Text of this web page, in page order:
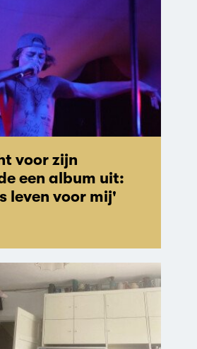
voor zijn
een album uit:
leven voor mij'